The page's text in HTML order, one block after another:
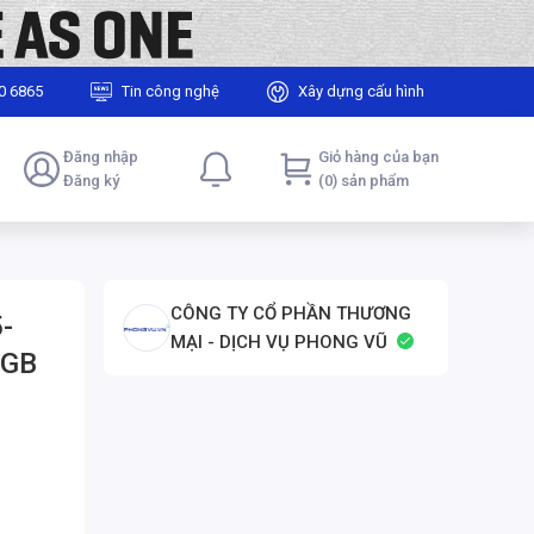
6865 Tin công nghệ Xây dựng cấu hình
Đăng nhập
Đăng ký
Giỏ hàng của bạn
(0) sản phẩm
CÔNG TY CỔ PHẦN THƯƠNG
MẠI - DỊCH VỤ PHONG VŨ